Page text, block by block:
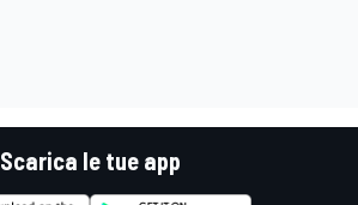
Scarica le tue app